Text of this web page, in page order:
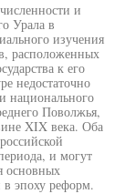
и
Урала в
изучения
расположенных
к его
недостаточно
национального
Поволжья,
XIX века. Оба
и могут
основных
эпоху реформ.